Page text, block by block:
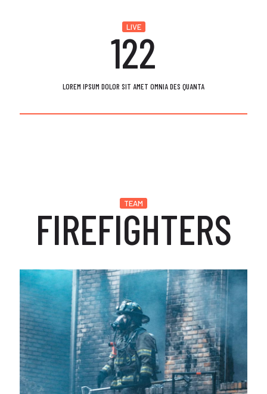
LIVE
122
LOREM IPSUM DOLOR SIT AMET OMNIA DES QUANTA
TEAM
FIREFIGHTERS